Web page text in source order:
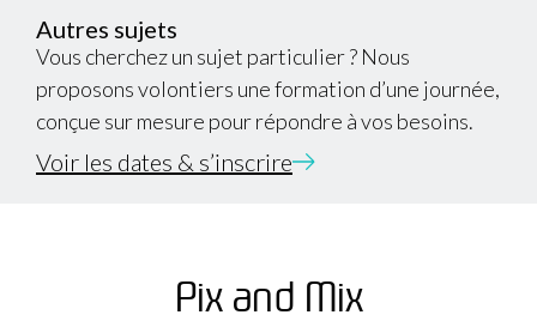
Autres sujets
Vous cherchez un sujet particulier ? Nous
proposons volontiers une formation d’une journée,
conçue sur mesure pour répondre à vos besoins.
Voir les dates & s’inscrire
Pix and Mix